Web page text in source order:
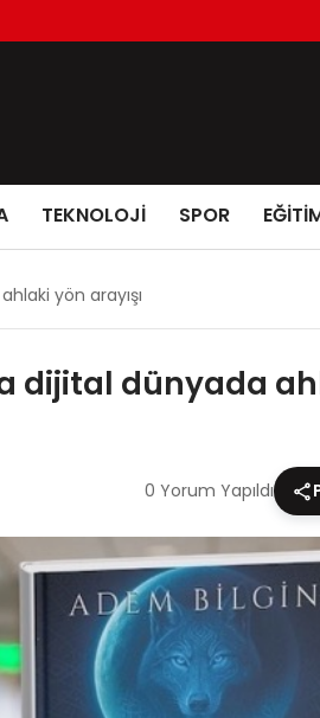
TEKNOLOJİ SPOR
yön arayışı
dijital dünyada
0 Yorum Yapıldı